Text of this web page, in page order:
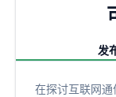
发
在探讨互联网